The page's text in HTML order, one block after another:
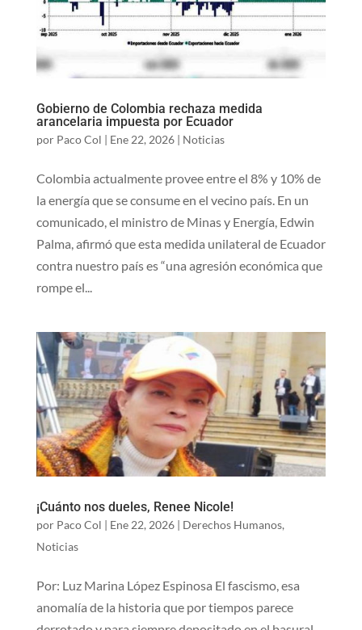
Gobierno de Colombia rechaza medida
arancelaria impuesta por Ecuador
por Paco Col | Ene 22, 2026| Noticias
Colombia actualmente provee entre el 8% y 10% de
la energía que ​se consume en el vecino país. En un
comunicado, el ministro de Minas y Energía, Edwin
Palma, afirmó que esta medida unilateral de Ecuador
contra nuestro país es “una agresión económica que
rompe el...
¡Cuánto nos dueles, Renee Nicole!
por Paco Col | Ene 22, 2026| Derechos Humanos,
Noticias
Por: Luz Marina López Espinosa El fascismo, esa
anomalía de la historia que por tiempos parece